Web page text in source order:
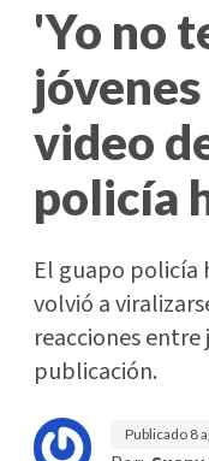
'Yo no
video
policía
El guapo policía
volvió a
reacciones
publicación.
Publicado 8